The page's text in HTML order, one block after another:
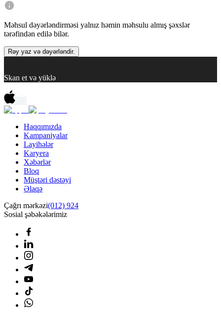
Məhsul dəyərləndirməsi yalnız həmin məhsulu almış şəxslər
tərəfindən edilə bilər.
Rəy yaz və dəyərləndir.
Skan et və yüklə
Haqqımızda
Kampaniyalar
Layihələr
Karyera
Xəbərlər
Bloq
Müştəri dəstəyi
Əlaqə
Çağrı mərkəzi(012) 924
Sosial şəbəkələrimiz